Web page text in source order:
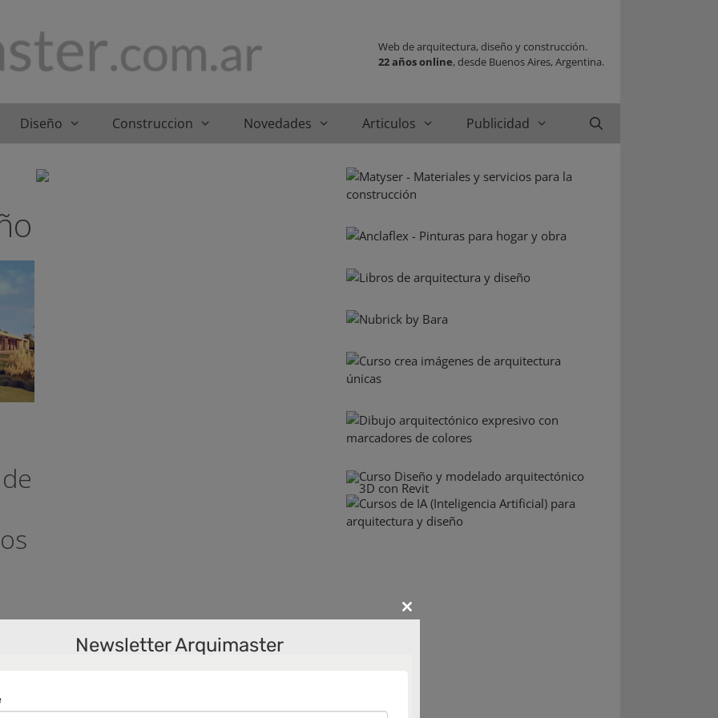
Web de arquitectura, diseño y construcción.
22 años online, desde Buenos Aires, Argentina.
Diseño Construccion Novedades Articulos Publicidad
Close
Newsletter Arquimaster